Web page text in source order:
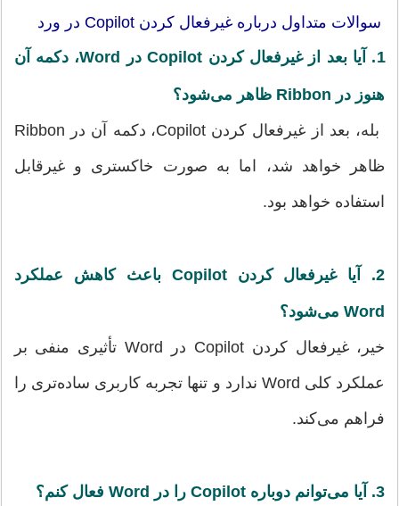
سوالات متداول درباره غیرفعال کردن Copilot در ورد
1. آیا بعد از غیرفعال کردن Copilot در Word، دکمه آن
هنوز در Ribbon ظاهر می‌شود؟
بله، بعد از غیرفعال کردن Copilot، دکمه آن در Ribbon
ظاهر خواهد شد، اما به صورت خاکستری و غیرقابل
استفاده خواهد بود.
2. آیا غیرفعال کردن Copilot باعث کاهش عملکرد
Word می‌شود؟
خیر، غیرفعال کردن Copilot در Word تأثیری منفی بر
عملکرد کلی Word ندارد و تنها تجربه کاربری ساده‌تری را
فراهم می‌کند.
3. آیا می‌توانم دوباره Copilot را در Word فعال کنم؟